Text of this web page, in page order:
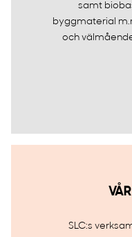
samt
byggmaterial
och
SLC:s